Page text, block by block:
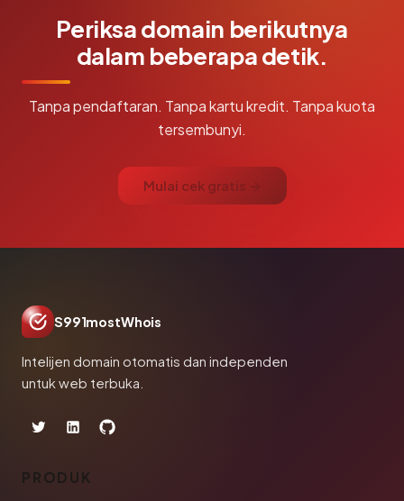
Periksa domain berikutnya
dalam beberapa detik.
Tanpa pendaftaran. Tanpa kartu kredit. Tanpa kuota
tersembunyi.
Mulai cek gratis →
S991mostWhois
Intelijen domain otomatis dan independen
untuk web terbuka.
PRODUK